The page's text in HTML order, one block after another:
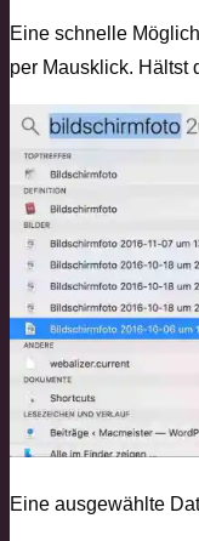
Eine schnelle
per Mausklick. Hältst
Eine ausgewählte